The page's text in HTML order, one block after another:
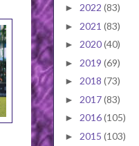
► 2022 (83)
► 2021 (83)
► 2020(40)
► 2019 (69)
► 2018 (73)
► 2017(83)
► 2016(105)
► 2015 (103)